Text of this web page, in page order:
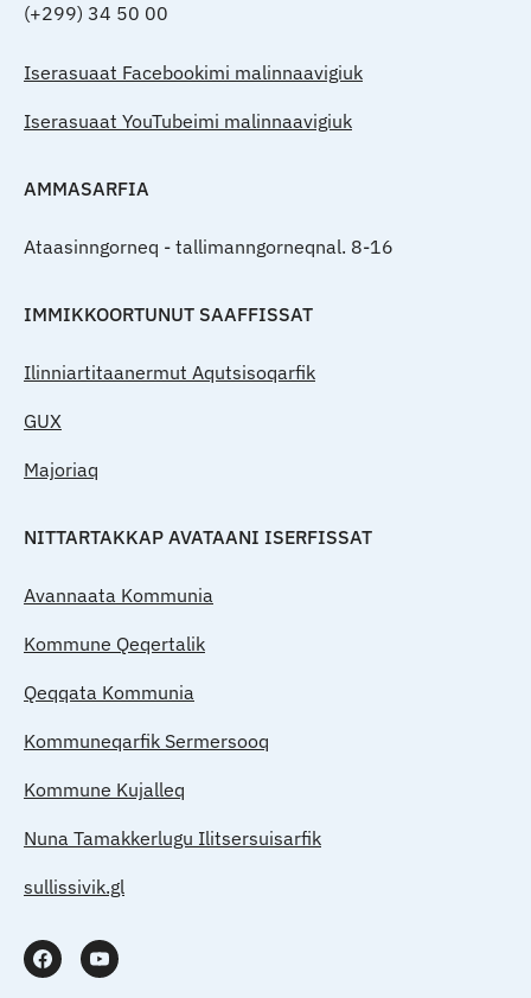
(+299) 34 50 00
Iserasuaat Facebookimi malinnaavigiuk
Iserasuaat YouTubeimi malinnaavigiuk
AMMASARFIA
Ataasinngorneq - tallimanngorneqnal. 8-16
IMMIKKOORTUNUT SAAFFISSAT
Ilinniartitaanermut Aqutsisoqarfik
GUX
Majoriaq
NITTARTAKKAP AVATAANI ISERFISSAT
Avannaata Kommunia
Kommune Qeqertalik
Qeqqata Kommunia
Kommuneqarfik Sermersooq
Kommune Kujalleq
Nuna Tamakkerlugu Ilitsersuisarfik
sullissivik.gl